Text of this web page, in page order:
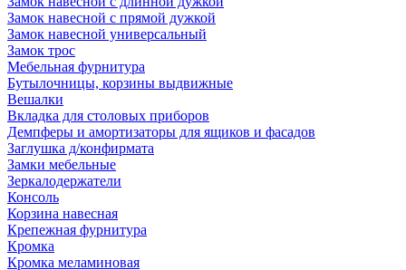
Замок навесной с прямой дужкой
Замок навесной универсальный
Замок трос
Мебельная фурнитура
Бутылочницы, корзины выдвижные
Вешалки
Вкладка для столовых приборов
Демпферы и амортизаторы для ящиков и фасадов
Заглушка д/конфирмата
Замки мебельные
Зеркалодержатели
Консоль
Корзина навесная
Крепежная фурнитура
Кромка
Кромка меламиновая